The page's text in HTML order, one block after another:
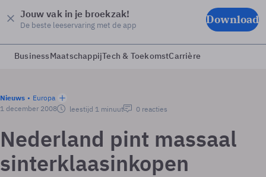
Jouw vak in je broekzak!
De beste leeservaring met de app Download
BusinessMaatschappijTech & ToekomstCarrière
Nieuws
Europa
1 december 2008
leestijd 1 minuut 0 reacties
Nederland pint massaal
sinterklaasinkopen